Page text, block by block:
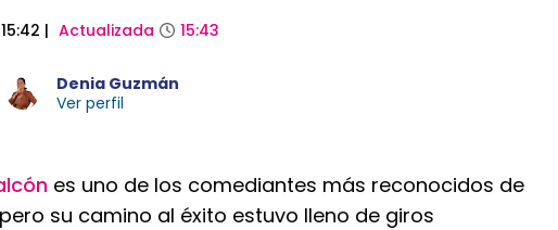
15:42 | Actualizada 15:43
Denia Guzmán
Ver perfil
es uno de los comediantes más reconocidos de
su camino al éxito estuvo lleno de giros